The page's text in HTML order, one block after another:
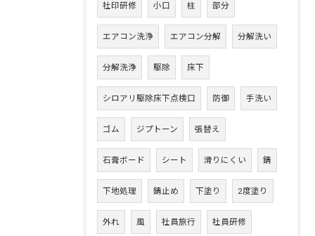
社印研修 小口 柱 部分
エアコン洗浄 エアコン分解 分解洗い
分解洗浄 駆除 床下
シロアリ駆除床下点検口 防御 手洗い
ゴム ジプトーン 張替え
石膏ボード シート 滑りにくい 錆
下地処理 錆止め 下塗り 2度塗り
外れ 風 社員旅行 社員研修